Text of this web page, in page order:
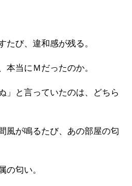
たび、違和感が残る。
本当にＭだったのか。
」と言っていたのは、どちら
風が鳴るたび、あの部屋の匂
の匂い。